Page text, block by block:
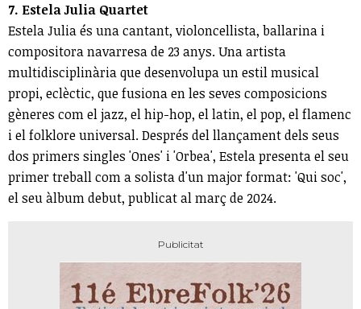
7. Estela Julia Quartet
Estela Julia és una cantant, violoncellista, ballarina i
compositora navarresa de 23 anys. Una artista
multidisciplinària que desenvolupa un estil musical
propi, eclèctic, que fusiona en les seves composicions
gèneres com el jazz, el hip-hop, el latin, el pop, el flamenc
i el folklore universal. Després del llançament dels seus
dos primers singles 'Ones' i 'Orbea', Estela presenta el seu
primer treball com a solista d'un major format: 'Qui soc',
el seu àlbum debut, publicat al març de 2024.